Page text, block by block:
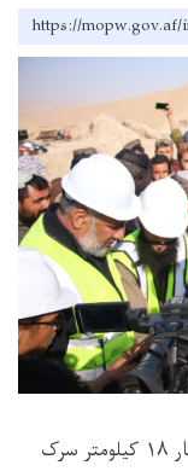
https://mopw.gov.af/
۱۸ کیلومتر سرک